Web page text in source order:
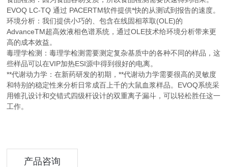
EVOQ LC-TQ 通过 PACERTM软件提供*快的从测试到报告的速度。
环境分析：我们提供小巧的、包含在线固相萃取(OLE)的
AdvanceTM超高效液相色谱系统，通过OLE技术给环境分析带来更
高的成本效益。
毒理学检测：毒理学检测需要测定复杂基质中的各种不同的样品，这
些样品可以在VIP加热ESI源中得到很好的电离。
**代谢动力学：在新药研发的初期，**代谢动力学需要很高的灵敏度
和特别的稳定性来分析日常成百上千的大鼠血浆样品。EVOQ系统采
用锥孔设计和交错式四级杆设计的双重离子漏斗，可以轻松胜任这一
工作。
产品咨询